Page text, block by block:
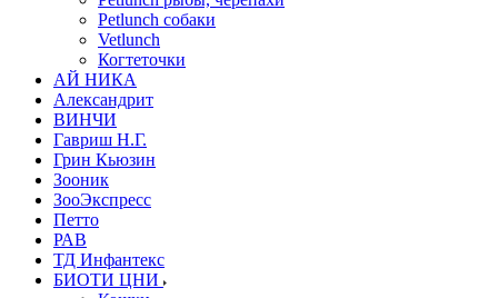
Petlunch собаки
Vetlunch
Когтеточки
АЙ НИКА
Александрит
ВИНЧИ
Гавриш Н.Г.
Грин Кьюзин
Зооник
ЗооЭкспресс
Петто
РАВ
ТД Инфантекс
БИОТИ ЦНИ